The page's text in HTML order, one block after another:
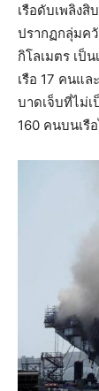
เรือดับเพลิงสิ
ปรากฏกลุ่มค
กิโลเมตร เป็
เรือ 17 คนแ
บาดเจ็บที่ไม่
160 คนบนเรื